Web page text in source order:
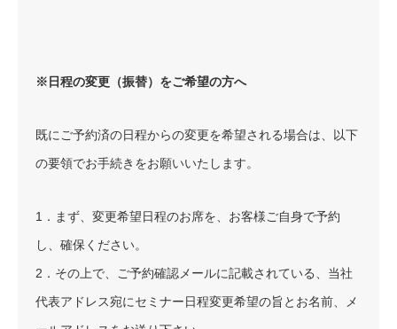
※日程の変更（振替）をご希望の方へ
既にご予約済の日程からの変更を希望される場合は、以下
の要領でお手続きをお願いいたします。
1．まず、変更希望日程のお席を、お客様ご自身で予約
し、確保ください。
2．その上で、ご予約確認メールに記載されている、当社
代表アドレス宛にセミナー日程変更希望の旨とお名前、メ